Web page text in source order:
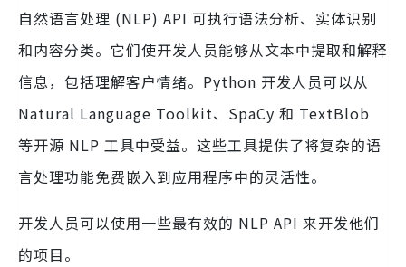
自然语言处理 (NLP) API 可执行语法分析、实体识别
和内容分类。它们使开发人员能够从文本中提取和解释
信息，包括理解客户情绪。Python 开发人员可以从
Natural Language Toolkit、SpaCy 和 TextBlob
等开源 NLP 工具中受益。这些工具提供了将复杂的语
言处理功能免费嵌入到应用程序中的灵活性。
开发人员可以使用一些最有效的 NLP API 来开发他们
的项目。